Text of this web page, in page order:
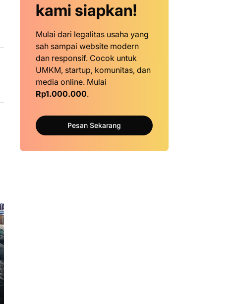
kami siapkan!
Mulai dari legalitas usaha yang
sah sampai website modern
dan responsif. Cocok untuk
UMKM, startup, komunitas, dan
media online. Mulai
Rp1.000.000.
Pesan Sekarang